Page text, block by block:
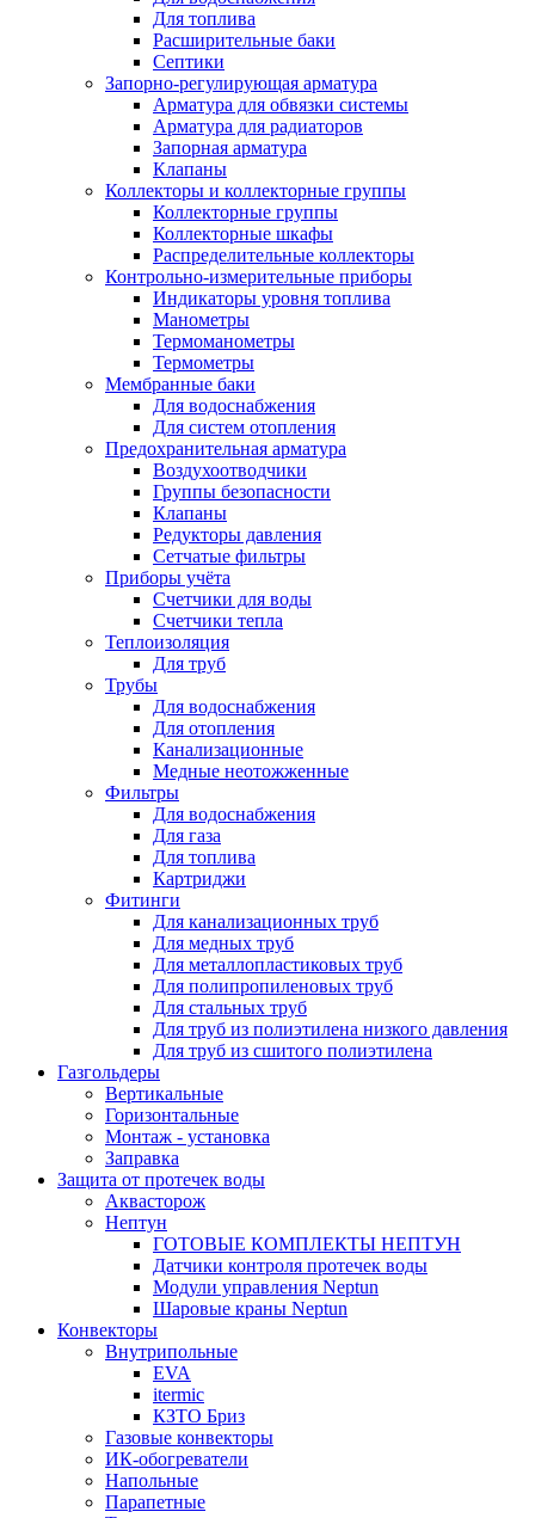
Для топлива
Расширительные баки
Септики
Запорно-регулирующая арматура
Арматура для обвязки системы
Арматура для радиаторов
Запорная арматура
Клапаны
Коллекторы и коллекторные группы
Коллекторные группы
Коллекторные шкафы
Распределительные коллекторы
Контрольно-измерительные приборы
Индикаторы уровня топлива
Манометры
Термоманометры
Термометры
Мембранные баки
Для водоснабжения
Для систем отопления
Предохранительная арматура
Воздухоотводчики
Группы безопасности
Клапаны
Редукторы давления
Сетчатые фильтры
Приборы учёта
Счетчики для воды
Счетчики тепла
Теплоизоляция
Для труб
Трубы
Для водоснабжения
Для отопления
Канализационные
Медные неотожженные
Фильтры
Для водоснабжения
Для газа
Для топлива
Картриджи
Фитинги
Для канализационных труб
Для медных труб
Для металлопластиковых труб
Для полипропиленовых труб
Для стальных труб
Для труб из полиэтилена низкого давления
Для труб из сшитого полиэтилена
Газгольдеры
Вертикальные
Горизонтальные
Монтаж - установка
Заправка
Защита от протечек воды
Аквасторож
Нептун
ГОТОВЫЕ КОМПЛЕКТЫ НЕПТУН
Датчики контроля протечек воды
Модули управления Neptun
Шаровые краны Neptun
Конвекторы
Внутрипольные
EVA
itermic
КЗТО Бриз
Газовые конвекторы
ИК-обогреватели
Напольные
Парапетные